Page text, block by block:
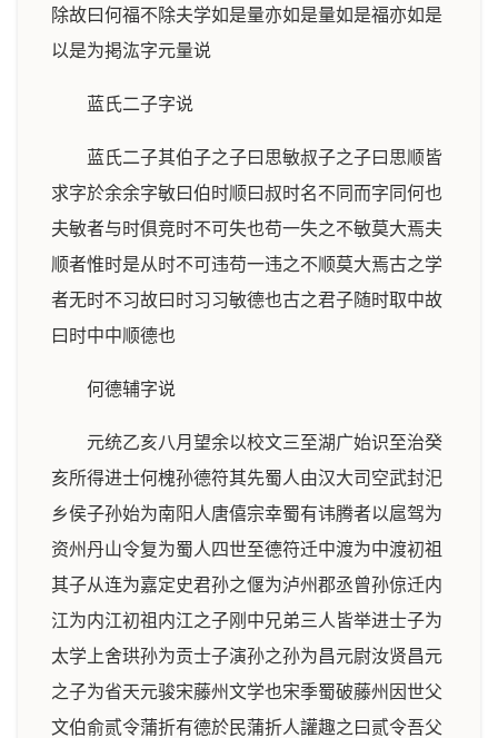
除故曰何福不除夫学如是量亦如是量如是福亦如是
以是为掲汯字元量说
蓝氏二子字说
蓝氏二子其伯子之子曰思敏叔子之子曰思顺皆
求字於余余字敏曰伯时顺曰叔时名不同而字同何也
夫敏者与时俱竞时不可失也苟一失之不敏莫大焉夫
顺者惟时是从时不可违苟一违之不顺莫大焉古之学
者无时不习故曰时习习敏德也古之君子随时取中故
曰时中中顺德也
何德辅字说
元统乙亥八月望余以校文三至湖广始识至治癸
亥所得进士何槐孙德符其先蜀人由汉大司空武封汜
乡侯子孙始为南阳人唐僖宗幸蜀有讳腾者以扈驾为
资州丹山令复为蜀人四世至德符迁中渡为中渡初祖
其子从连为嘉定史君孙之偃为泸州郡丞曾孙倞迁内
江为内江初祖内江之子刚中兄弟三人皆举进士子为
太学上舍珙孙为贡士子演孙之孙为昌元尉汝贤昌元
之子为省天元骏宋藤州文学也宋季蜀破藤州因世父
文伯俞贰令蒲折有德於民蒲折人讙趣之曰贰令吾父